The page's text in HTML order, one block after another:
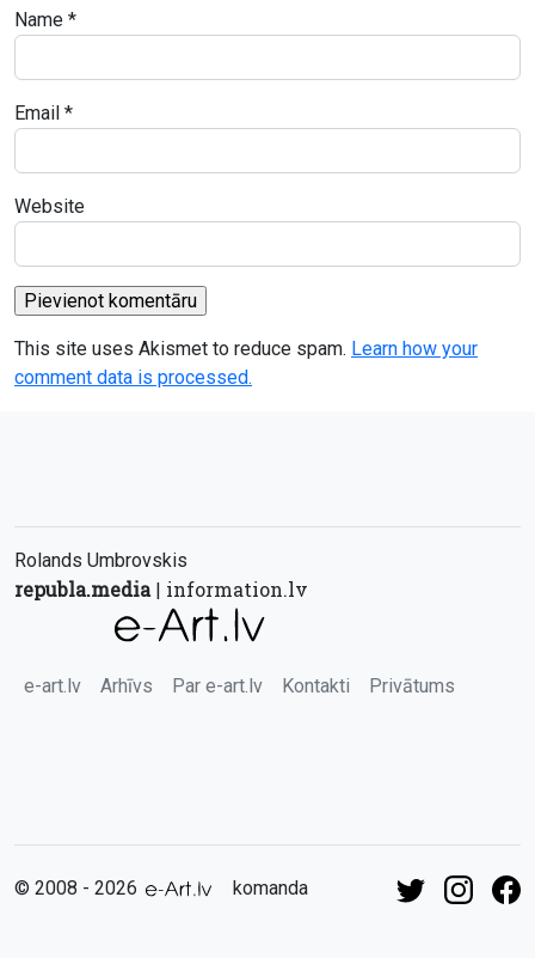
Name *
Email *
Website
This site uses Akismet to reduce spam. Learn how your
comment data is processed.
Rolands Umbrovskis
republa.media| information.lv
e-art.lv Arhīvs Par e-art.lv Kontakti Privātums
© 2008 - 2026 komanda